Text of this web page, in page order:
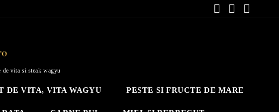
de vita si steak wagyu
DE VITA, VITA WAGYU PESTE SI FRUCTE DE MARE